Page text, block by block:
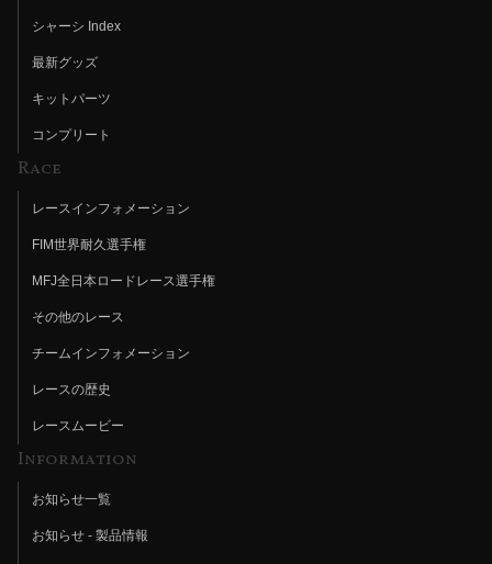
シャーシ Index
最新グッズ
キットパーツ
コンプリート
Race
レースインフォメーション
FIM世界耐久選手権
MFJ全日本ロードレース選手権
その他のレース
チームインフォメーション
レースの歴史
レースムービー
Information
お知らせ一覧
お知らせ - 製品情報